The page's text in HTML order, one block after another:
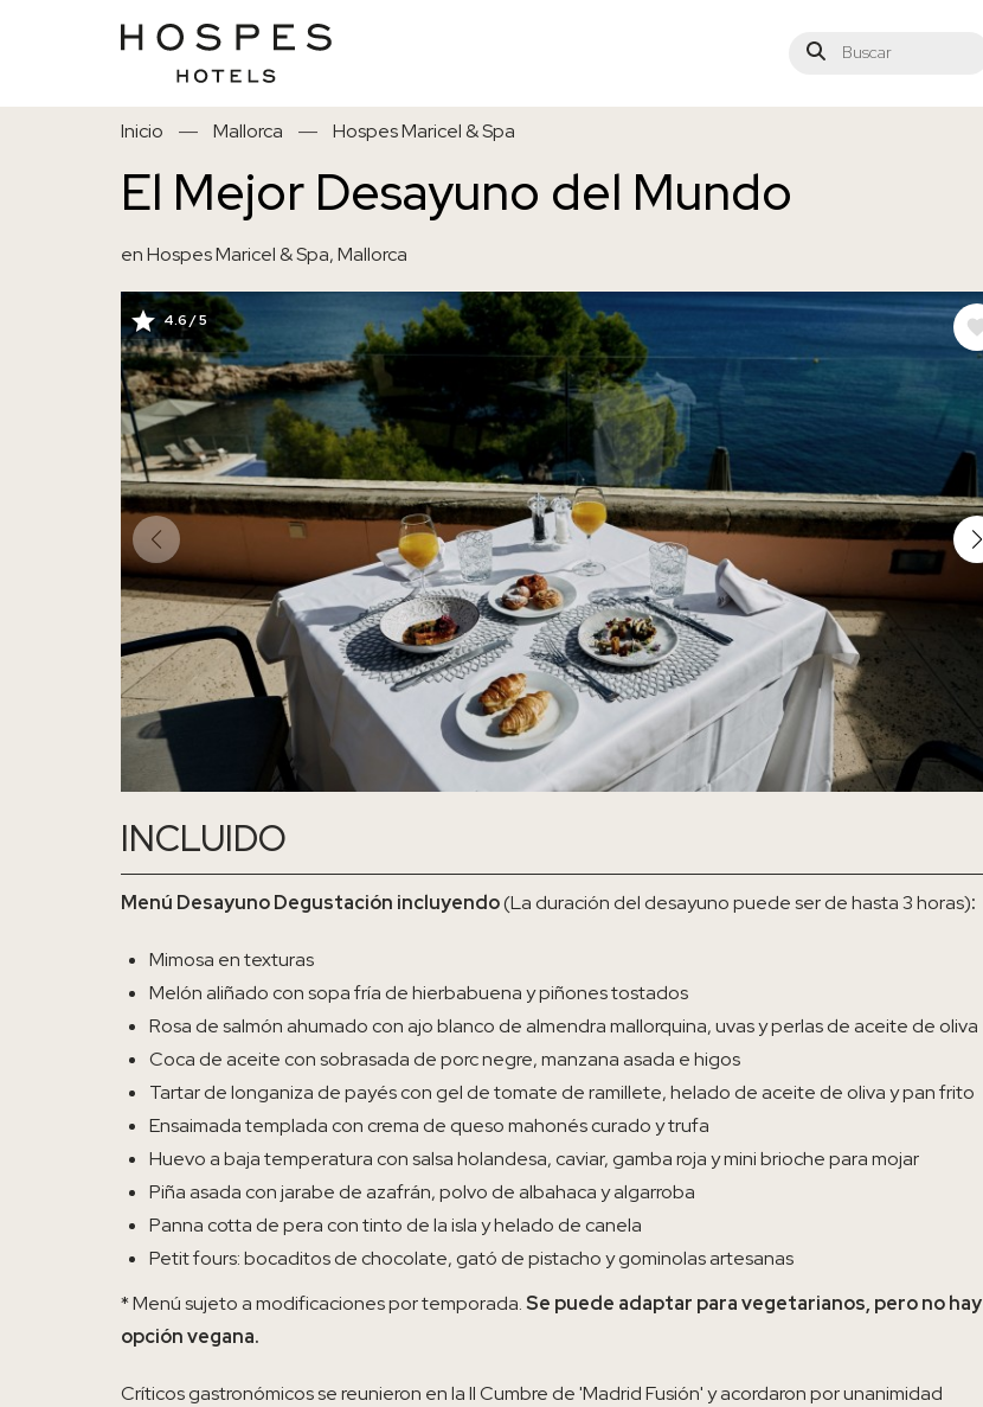
Buscar
Inicio Mallorca Hospes Maricel & Spa
El Mejor Desayuno del Mundo
en Hospes Maricel & Spa, Mallorca
IMAGE
4.6 / 5
INCLUIDO
Menú Desayuno Degustación incluyendo(La duración del desayuno puede ser de hasta 3 horas):
Mimosa en texturas
Melón aliñado con sopa fría de hierbabuena y piñones tostados
Rosa de salmón ahumado con ajo blanco de almendra mallorquina, uvas y perlas de aceite de oliva
Coca de aceite con sobrasada de porc negre, manzana asada e higos
Tartar de longaniza de payés con gel de tomate de ramillete, helado de aceite de oliva y pan frito
Ensaimada templada con crema de queso mahonés curado y trufa
Huevo a baja temperatura con salsa holandesa, caviar, gamba roja y mini brioche para mojar
Piña asada con jarabe de azafrán, polvo de albahaca y algarroba
Panna cotta de pera con tinto de la isla y helado de canela
Petit fours: bocaditos de chocolate, gató de pistacho y gominolas artesanas
* Menú sujeto a modificaciones por temporada.Se puede adaptar para vegetarianos, pero no hay
opción vegana.
Críticos gastronómicos se reunieron en la II Cumbre de 'Madrid Fusión' y acordaron por unanimidad